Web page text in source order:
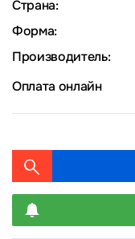
Страна:
Форма:
Производитель:
Оплата онлайн